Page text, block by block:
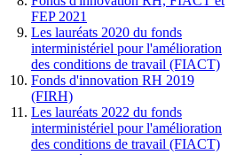
FEP 2021
Les lauréats 2020 du fonds
interministériel pour l'amélioration
des conditions de travail (FIACT)
Fonds d'innovation RH 2019
(FIRH)
Les lauréats 2022 du fonds
interministériel pour l'amélioration
des conditions de travail (FIACT)